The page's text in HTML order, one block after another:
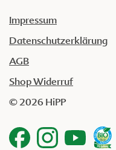
Impressum
Datenschutzerklärung
AGB
Shop Widerruf
© 2026 HiPP